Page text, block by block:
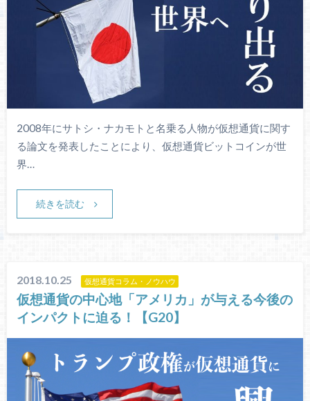
2008年にサトシ・ナカモトと名乗る人物が仮想通貨に関す
る論文を発表したことにより、仮想通貨ビットコインが世
界…
続きを読む
2018.10.25 仮想通貨コラム・ノウハウ
仮想通貨の中心地「アメリカ」が与える今後の
インパクトに迫る！【G20】